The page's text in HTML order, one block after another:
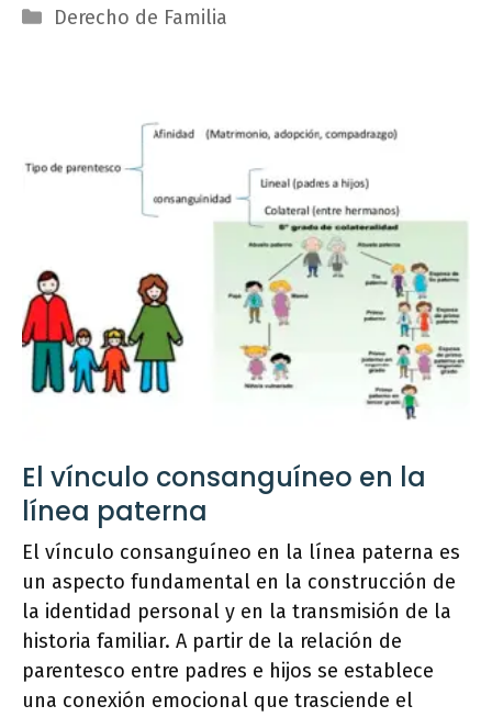
Categorías
Derecho de Familia
El vínculo consanguíneo en la
línea paterna
El vínculo consanguíneo en la línea paterna es
un aspecto fundamental en la construcción de
la identidad personal y en la transmisión de la
historia familiar. A partir de la relación de
parentesco entre padres e hijos se establece
una conexión emocional que trasciende el